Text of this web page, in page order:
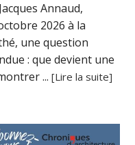
Annaud,
2026 à la
une question
: que devient une
...[Lire la suite]